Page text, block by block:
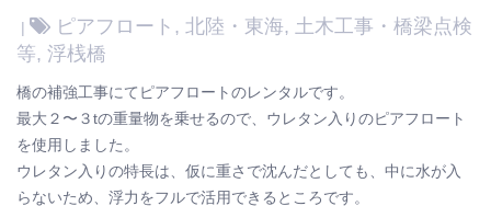
ピアフロート , 北陸・東海, 土木工事・橋梁点検
等, 浮桟橋
橋の補強工事にてピアフロートのレンタルです。
最大２〜３tの重量物を乗せるので、ウレタン入りのピアフロート
を使用しました。
ウレタン入りの特長は、仮に重さで沈んだとしても、中に水が入
らないため、浮力をフルで活用できるところです。